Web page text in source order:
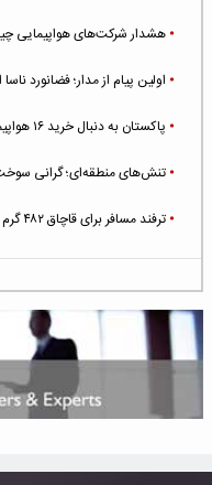
هشدار شرکت‌های هواپیمایی
اولین پیام از مدار؛ فضانورد
پاکستان به دنبال خرید ۱۶ هواپیمای جدید برای ناوگان PIA
تنش‌های منطقه‌ای؛ گرانی سوخت
ترفند مسافر برای قاچاق ۴۸۲ گرم طلا به ارزش ۸۲ میلیارد ریال
افزایش سطح تهدید برای
شلوغ‌ترین فرودگاه‌های اروپا در ۲۰۲۵: لندن، استانبول و پاریس
پخش زنده پرواز سیزدهم موشک